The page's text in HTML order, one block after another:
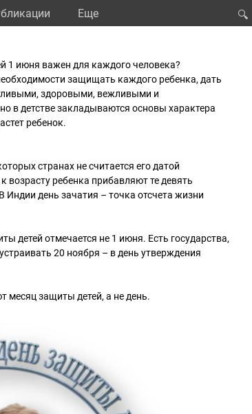
Eще 🔍
1 июня важен для каждого человека?
защищать каждого ребенка, дать
здоровыми, вежливыми и
в детстве закладываются основы характера
ребенок.
странах не считается его датой
возрасту ребенка прибавляют те девять
Индии день зачатия – точка отсчета жизни
детей отмечается не 1 июня. Есть государства,
20 ноября – в день утверждения
месяц защиты детей, а не день.